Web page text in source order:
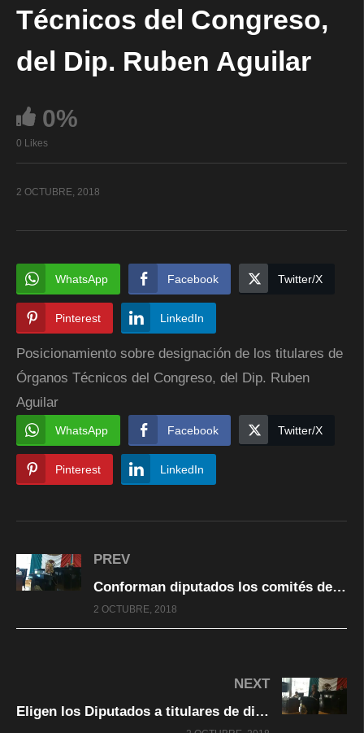
Técnicos del Congreso,
del Dip. Ruben Aguilar
0%
0 Likes
2 OCTUBRE, 2018
WhatsApp Facebook Twitter/X
Pinterest LinkedIn
Posicionamiento sobre designación de los titulares de
Órganos Técnicos del Congreso, del Dip. Ruben
Aguilar
WhatsApp Facebook Twitter/X
Pinterest LinkedIn
PREV
Conforman diputados los comités de Administración y Biblioteca del Congreso
2 OCTUBRE, 2018
NEXT
Eligen los Diputados a titulares de diferentes órganos técnicos del Poder Legislativo